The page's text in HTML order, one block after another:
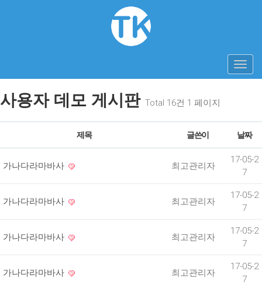
사용자 데모 게시판 Total 16건 1 페이지
제목 글쓴이 날짜
가나다라마바사 최고관리자
17-05-2
7
가나다라마바사 최고관리자
17-05-2
7
가나다라마바사 최고관리자
17-05-2
7
가나다라마바사 최고관리자
17-05-2
7